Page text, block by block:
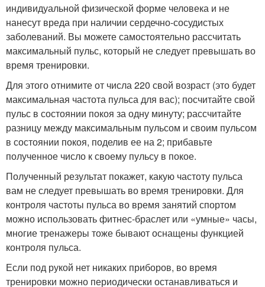
индивидуальной физической форме человека и не
нанесут вреда при наличии сердечно-сосудистых
заболеваний. Вы можете самостоятельно рассчитать
максимальный пульс, который не следует превышать во
время тренировки.
Для этого отнимите от числа 220 свой возраст (это будет
максимальная частота пульса для вас); посчитайте свой
пульс в состоянии покоя за одну минуту; рассчитайте
разницу между максимальным пульсом и своим пульсом
в состоянии покоя, поделив ее на 2; прибавьте
полученное число к своему пульсу в покое.
Полученный результат покажет, какую частоту пульса
вам не следует превышать во время тренировки. Для
контроля частоты пульса во время занятий спортом
можно использовать фитнес-браслет или «умные» часы,
многие тренажеры тоже бывают оснащены функцией
контроля пульса.
Если под рукой нет никаких приборов, во время
тренировки можно периодически останавливаться и